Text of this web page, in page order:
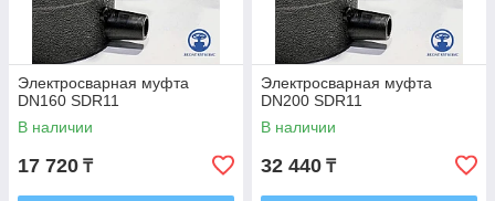
Электросварная муфта
DN160 SDR11
В наличии
17 720 ₸
Электросварная муфта
DN200 SDR11
В наличии
32 440 ₸